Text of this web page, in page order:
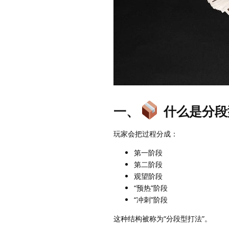
一、 什么是分
玩家会把过程分成：
第一阶段
第二阶段
观望阶段
“预热”阶段
“冲刺”阶段
这种结构被称为“分段型打法”。